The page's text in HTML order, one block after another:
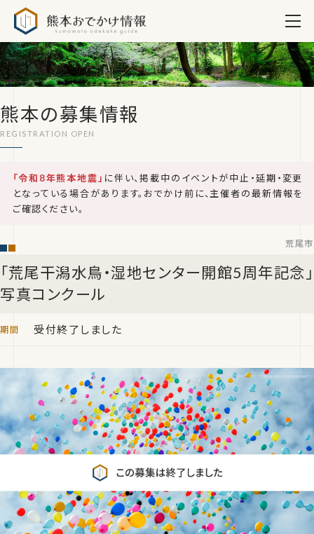
熊本の募集情報
「令和8年熊本地震」 に伴い、掲載中のイベントが中止・延期・変更
となっている場合があります。おでかけ前に、主催者の最新情報を
ご確認ください。
「荒尾干潟水鳥・湿地センター開館5周年記念」
写真コンクール
荒尾市
受付終了しました